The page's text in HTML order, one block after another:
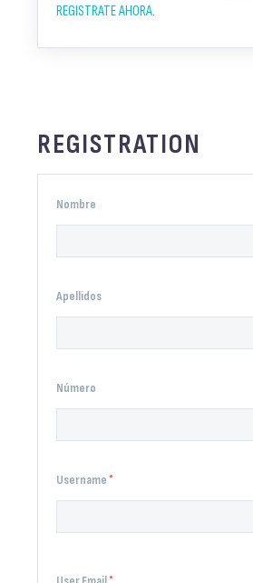
REGISTRATE AHORA.
REGISTRATION
Nombre
Apellidos
Número
Username*